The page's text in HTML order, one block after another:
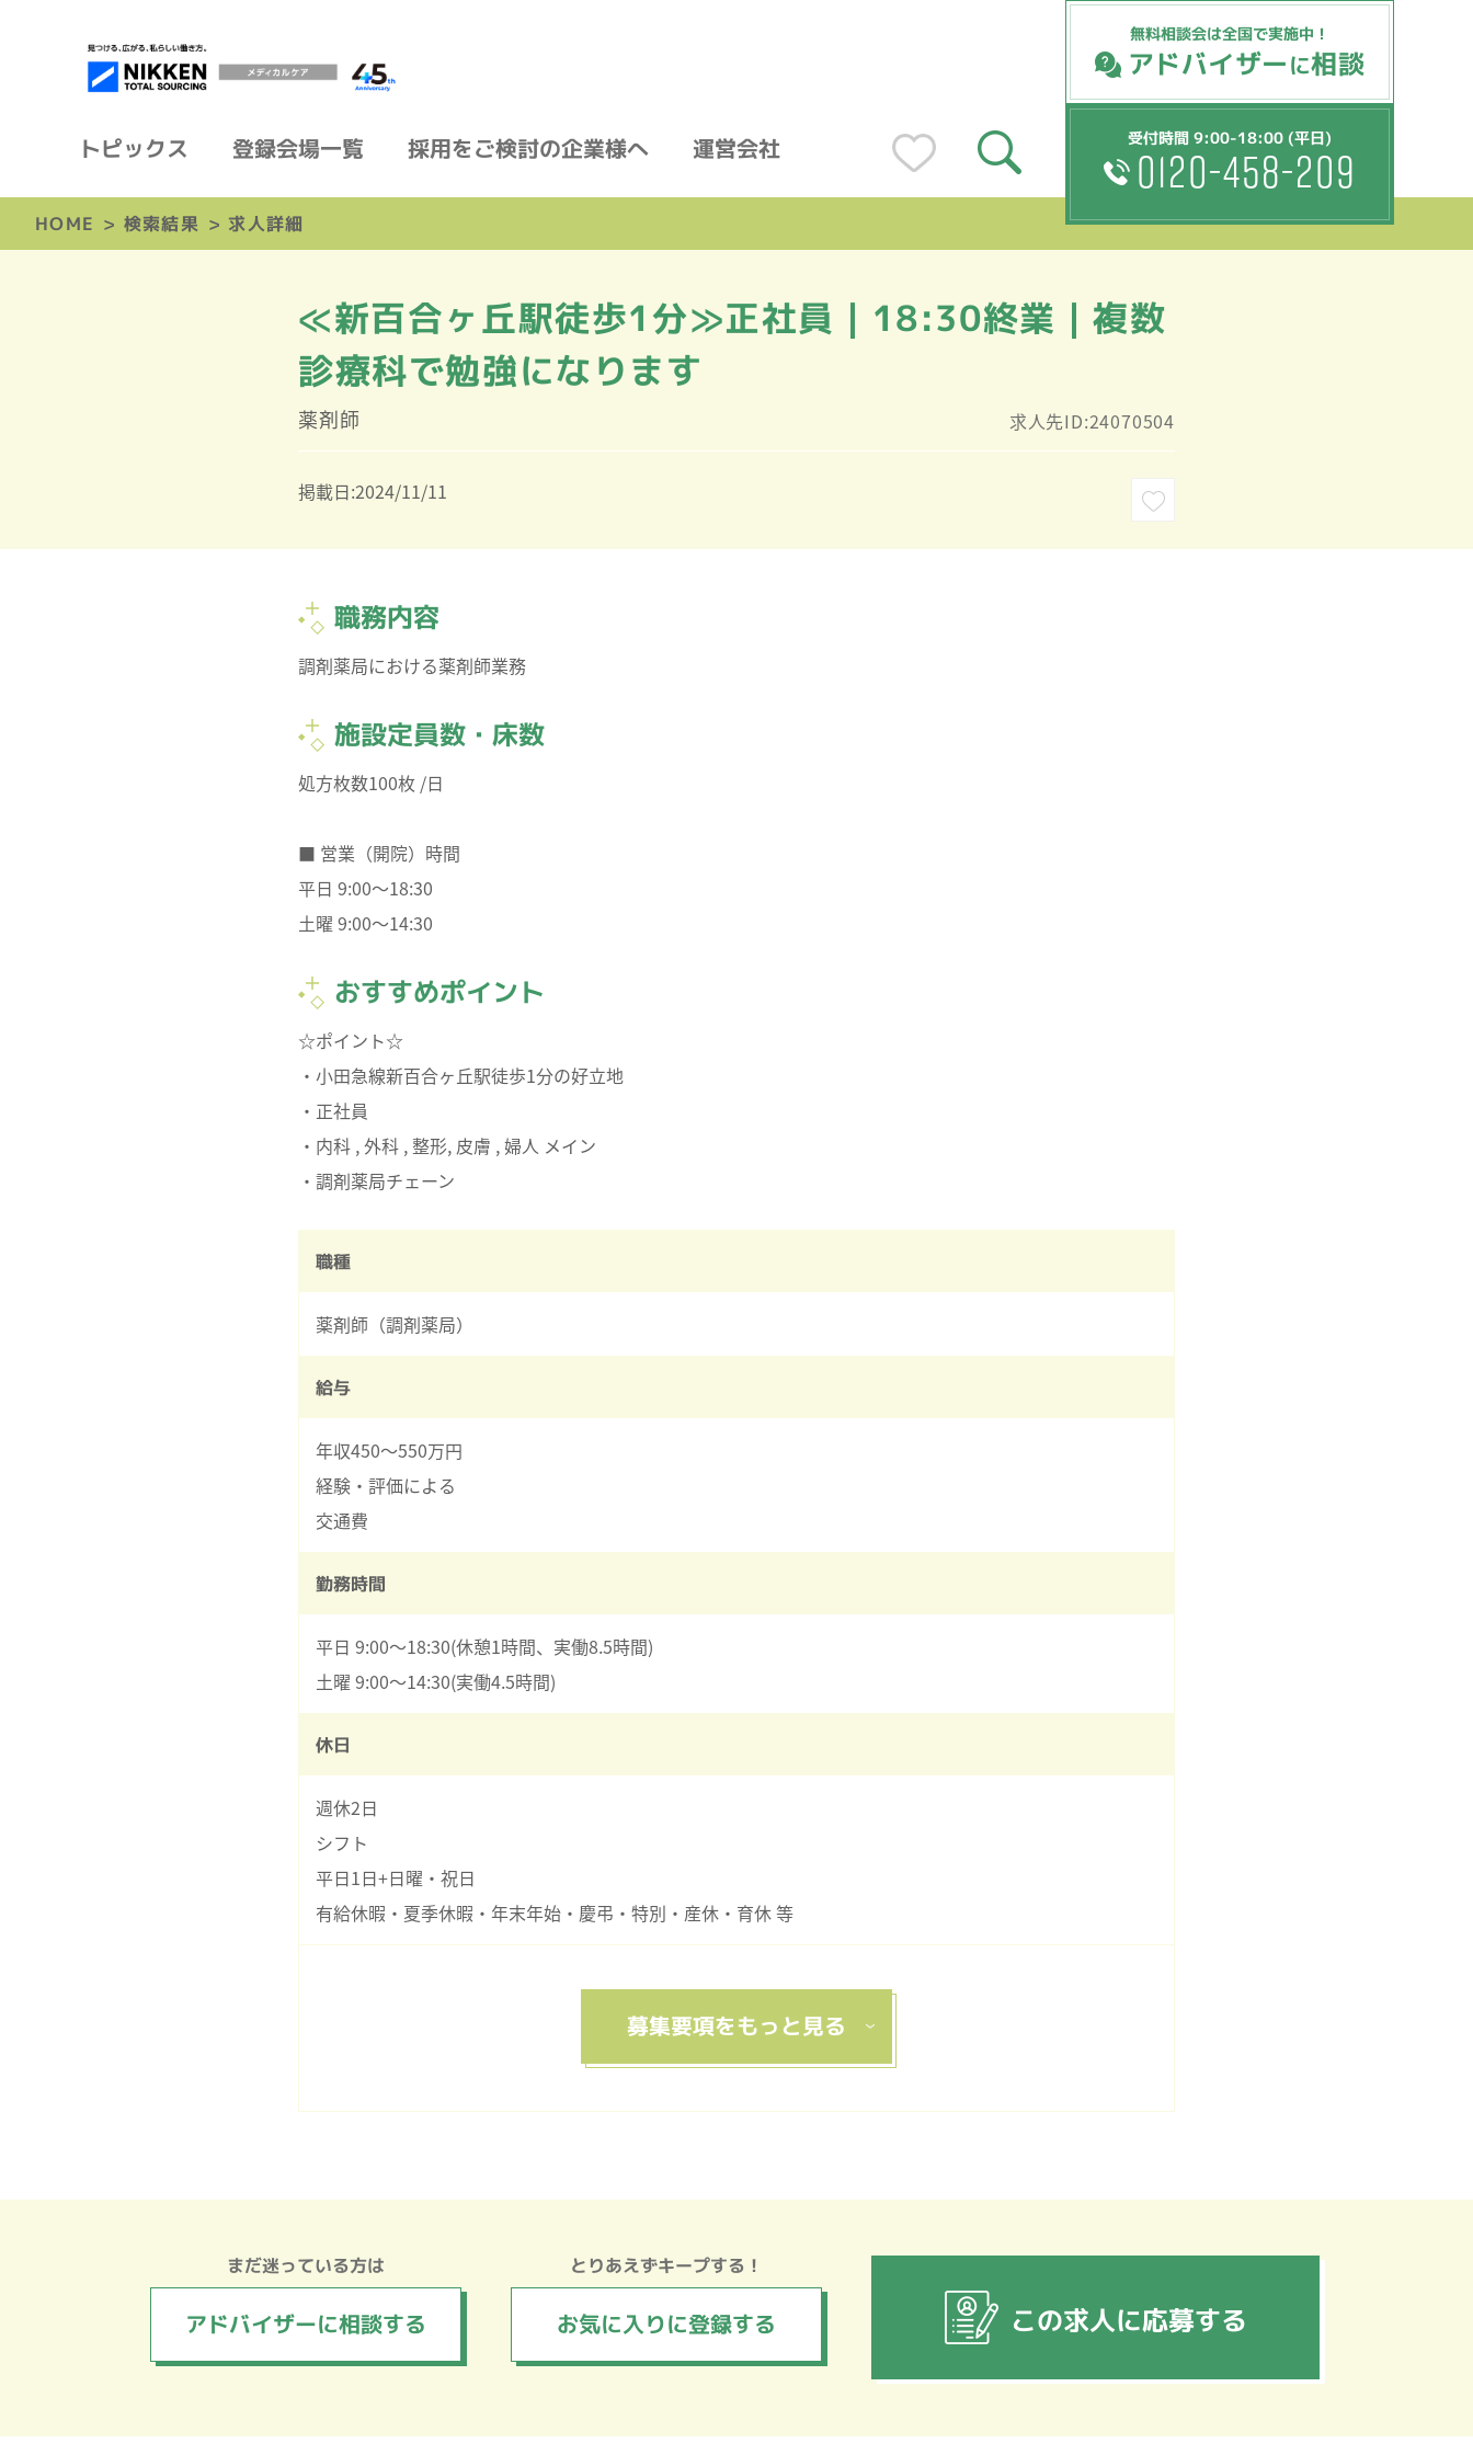
トピックス 登録会場一覧 採用をご検討の企業様へ 運営会社
無料相談会は全国で実施中！
アドバイザーに相談
受付時間 9:00-18:00 (平日)
0120-458-209
HOME > 検索結果 > 求人詳細
≪新百合ヶ丘駅徒歩1分≫正社員｜18:30終業｜複数
診療科で勉強になります
薬剤師 求人先ID:24070504
掲載日:2024/11/11
職務内容
調剤薬局における薬剤師業務
施設定員数・床数
処方枚数100枚 /日
■ 営業（開院）時間
平日 9:00～18:30
土曜 9:00～14:30
おすすめポイント
☆ポイント☆
・小田急線新百合ヶ丘駅徒歩1分の好立地
・正社員
・内科 , 外科 , 整形, 皮膚 , 婦人 メイン
職種
薬剤師（調剤薬局）
給与
年収450～550万円
経験・評価による
交通費
勤務時間
平日 9:00～18:30(休憩1時間、実働8.5時間)
土曜 9:00～14:30(実働4.5時間)
休日
週休2日
シフト
平日1日+日曜・祝日
有給休暇・夏季休暇・年末年始・慶弔・特別・産休・育休 等
この求人に応募する
まだ迷っている方は
アドバイザーに相談する
とりあえずキープする！
お気に入りに登録する